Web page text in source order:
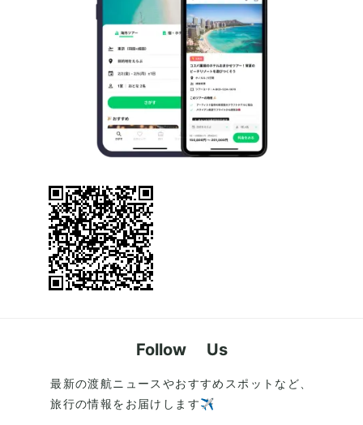
Follow Us
最新の渡航ニュースやおすすめスポットなど、
旅行の情報をお届けします✈️